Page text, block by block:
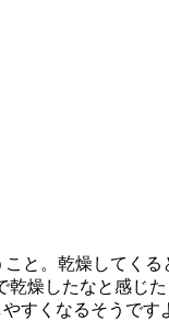
と。乾燥してく
燥したなと感じ
すくなるそうです